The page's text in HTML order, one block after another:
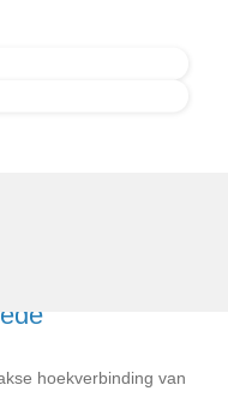
hoekverbinding van